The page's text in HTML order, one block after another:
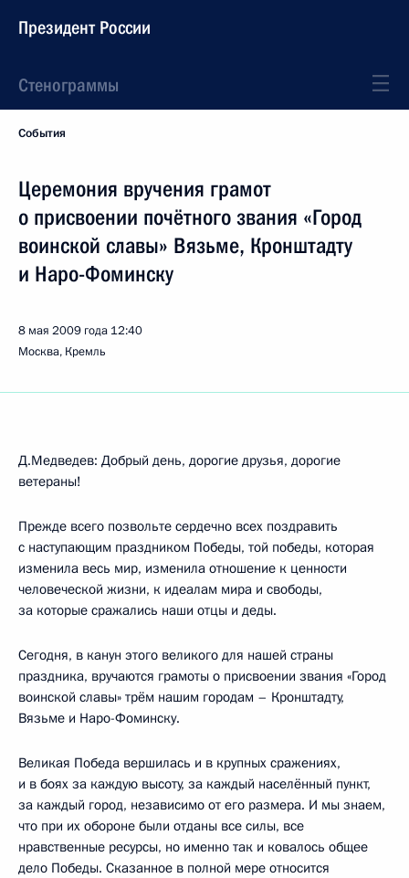
Президент России
Стенограммы
События
Церемония вручения грамот
о присвоении почётного звания «Город
воинской славы» Вязьме, Кронштадту
и Наро-Фоминску
8 мая 2009 года 12:40
Москва, Кремль
Д.Медведев: Добрый день, дорогие друзья, дорогие
ветераны!
Прежде всего позвольте сердечно всех поздравить
с наступающим праздником Победы, той победы, которая
изменила весь мир, изменила отношение к ценности
человеческой жизни, к идеалам мира и свободы,
за которые сражались наши отцы и деды.
Сегодня, в канун этого великого для нашей страны
праздника, вручаются грамоты о присвоении звания «Город
воинской славы» трём нашим городам – Кронштадту,
Вязьме и Наро-Фоминску.
Великая Победа вершилась и в крупных сражениях,
и в боях за каждую высоту, за каждый населённый пункт,
за каждый город, независимо от его размера. И мы знаем,
что при их обороне были отданы все силы, все
нравственные ресурсы, но именно так и ковалось общее
дело Победы. Сказанное в полной мере относится